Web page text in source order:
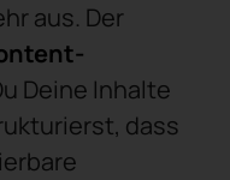
aus. Der
Deine Inhalte
dass